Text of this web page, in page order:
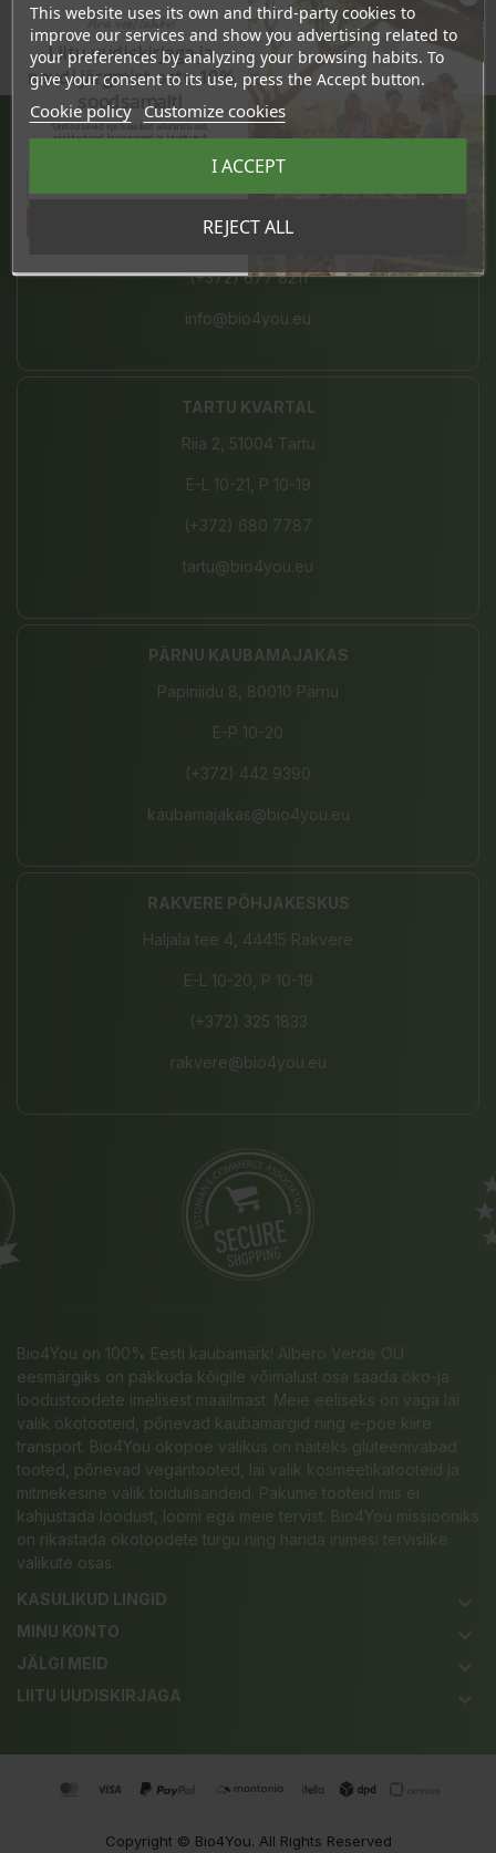
JÄRVE KESKUS
Pärnu mnt. 238, 11624 Tallinn
E-L 10-21, P 10-19
(+372) 677 8211
info@bio4you.eu
TARTU KVARTAL
Riia 2, 51004 Tartu
E-L 10-21, P 10-19
(+372) 680 7787
tartu@bio4you.eu
PÄRNU KAUBAMAJAKAS
Papiniidu 8, 80010 Pärnu
E-P 10-20
(+372) 442 9390
kaubamajakas@bio4you.eu
RAKVERE PÕHJAKESKUS
Haljala tee 4, 44415 Rakvere
E-L 10-20, P 10-19
(+372) 325 1833
rakvere@bio4you.eu
Bio4You on 100% Eesti kaubamärk! Albero Verde OÜ
eesmärgiks on pakkuda kõigile võimalust osa saada öko-ja
loodustoodete imelisest maailmast. Meie eeliseks on väga lai
valik ökotooteid, põnevad kaubamärgid ning e-poe kiire
transport. Bio4You ökopoe valikus on näiteks gluteenivabad
tooted, põnevad vegantooted, lai valik kosmeetikatooteid ja
mitmekesine valik toidulisandeid. Pakume tooteid mis ei
kahjustada loodust, loomi ega meie tervist. Bio4You missiooniks
on rikastada ökotoodete turgu ning harida inimesi tervislike
valikute osas.
KASULIKUD LINGID
keyboard_arrow_down
MINU KONTO keyboard_arrow_down
JÄLGI MEID keyboard_arrow_down
LIITU UUDISKIRJAGA keyboard_arrow_down
This website uses its own and third-party cookies to
improve our services and show you advertising related to
your preferences by analyzing your browsing habits. To
give your consent to its use, press the Accept button.
Cookie policy Customize cookies
REJECT ALL
I ACCEPT
Copyright © Bio4You. All Rights Reserved
Ära veel lahku!
Liitu uudiskirjaga ja
naudi järgmist ostu 10%
soodsamalt!
Sind ootavad spetsiaalsed allahindlused,
eksklusiivsed kampaaniad ja kingitused!